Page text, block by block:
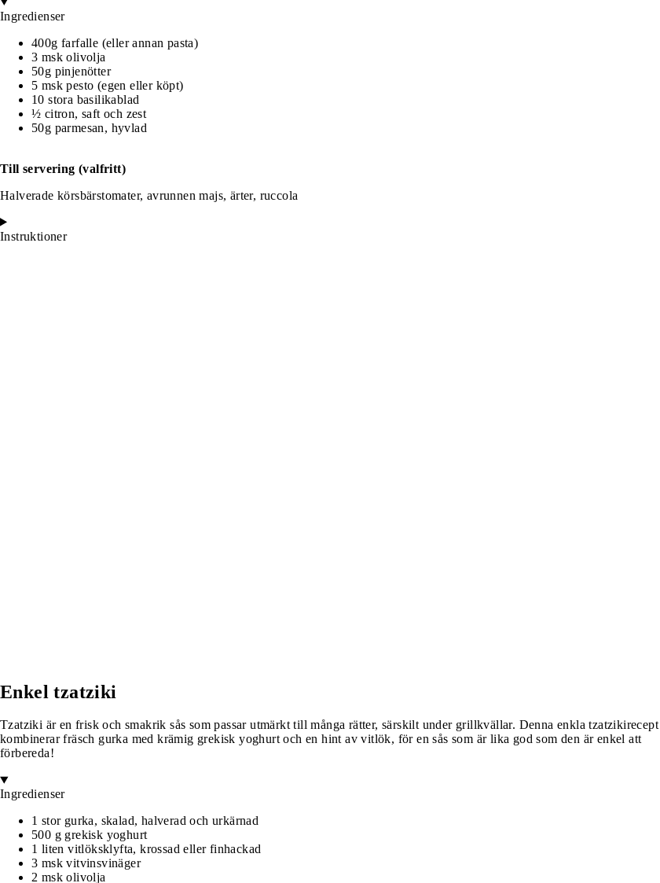
Ingredienser
400g farfalle (eller annan pasta)
3 msk olivolja
50g pinjenötter
5 msk pesto (egen eller köpt)
10 stora basilikablad
½ citron, saft och zest
50g parmesan, hyvlad
Till servering (valfritt)
Halverade körsbärstomater, avrunnen majs, ärter, ruccola
Instruktioner
Enkel tzatziki
Tzatziki är en frisk och smakrik sås som passar utmärkt till många rätter, särskilt under grillkvällar. Denna enkla tzatzikirecept
kombinerar fräsch gurka med krämig grekisk yoghurt och en hint av vitlök, för en sås som är lika god som den är enkel att
förbereda!
Ingredienser
1 stor gurka, skalad, halverad och urkärnad
500 g grekisk yoghurt
1 liten vitlöksklyfta, krossad eller finhackad
3 msk vitvinsvinäger
2 msk olivolja